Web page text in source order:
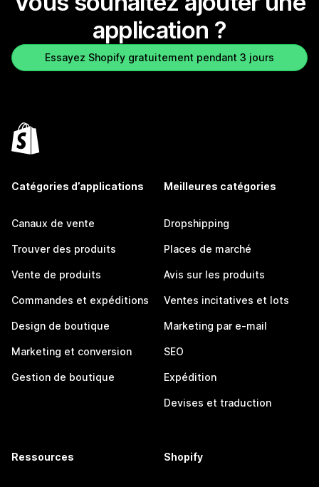
application ?
Essayez Shopify gratuitement pendant 3 jours
Catégories d’applications
Canaux de vente
Trouver des produits
Vente de produits
Commandes et expéditions
Design de boutique
Marketing et conversion
Gestion de boutique
Meilleures catégories
Dropshipping
Places de marché
Avis sur les produits
Ventes incitatives et lots
Marketing par e-mail
SEO
Expédition
Devises et traduction
Ressources Shopify